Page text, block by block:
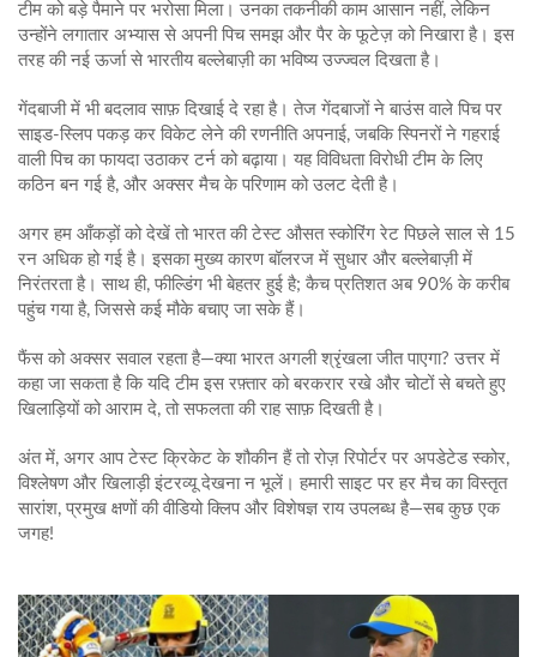
टीम को बड़े पैमाने पर भरोसा मिला। उनका तकनीकी काम आसान नहीं, लेकिन
उन्होंने लगातार अभ्यास से अपनी पिच समझ और पैर के फूटेज़ को निखारा है। इस
तरह की नई ऊर्जा से भारतीय बल्लेबाज़ी का भविष्य उज्ज्वल दिखता है।
गेंदबाजी में भी बदलाव साफ़ दिखाई दे रहा है। तेज गेंदबाजों ने बाउंस वाले पिच पर
साइड-स्लिप पकड़ कर विकेट लेने की रणनीति अपनाई, जबकि स्पिनरों ने गहराई
वाली पिच का फायदा उठाकर टर्न को बढ़ाया। यह विविधता विरोधी टीम के लिए
कठिन बन गई है, और अक्सर मैच के परिणाम को उलट देती है।
अगर हम आँकड़ों को देखें तो भारत की टेस्ट औसत स्कोरिंग रेट पिछले साल से 15
रन अधिक हो गई है। इसका मुख्य कारण बॉलरज में सुधार और बल्लेबाज़ी में
निरंतरता है। साथ ही, फील्डिंग भी बेहतर हुई है; कैच प्रतिशत अब 90% के करीब
पहुंच गया है, जिससे कई मौके बचाए जा सके हैं।
फैंस को अक्सर सवाल रहता है—क्या भारत अगली श्रृंखला जीत पाएगा? उत्तर में
कहा जा सकता है कि यदि टीम इस रफ़्तार को बरकरार रखे और चोटों से बचते हुए
खिलाड़ियों को आराम दे, तो सफलता की राह साफ़ दिखती है।
अंत में, अगर आप टेस्ट क्रिकेट के शौकीन हैं तो रोज़ रिपोर्टर पर अपडेटेड स्कोर,
विश्लेषण और खिलाड़ी इंटरव्यू देखना न भूलें। हमारी साइट पर हर मैच का विस्तृत
सारांश, प्रमुख क्षणों की वीडियो क्लिप और विशेषज्ञ राय उपलब्ध है—सब कुछ एक
जगह!